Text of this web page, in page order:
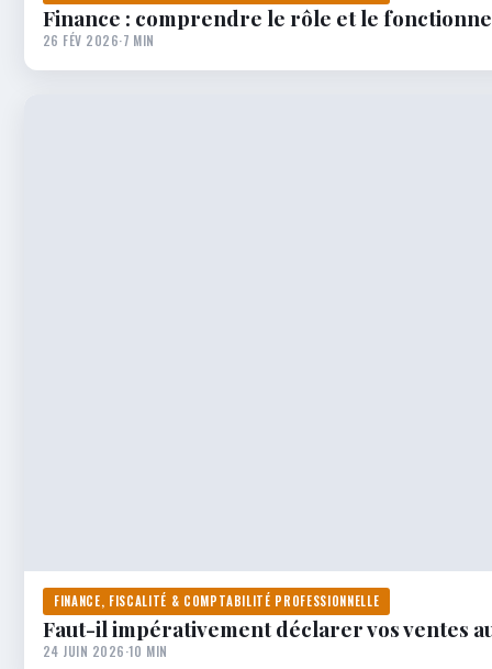
Finance : comprendre le rôle et le
26 FÉV 2026·7 MIN
FINANCE, FISCALITÉ & COMPTABILITÉ PROFESSIONNELLE
Faut-il impérativement déclarer vos ventes
24 JUIN 2026·10 MIN